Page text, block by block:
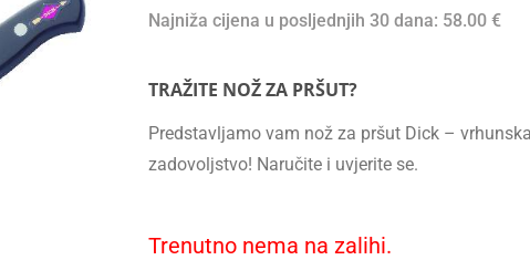
Najniža cijena u posljednjih 30 dana: 58.00 €
TRAŽITE NOŽ ZA PRŠUT?
Predstavljamo vam nož za pršut Dick –
zadovoljstvo! Naručite i uvjerite se.
Trenutno nema na zalihi.